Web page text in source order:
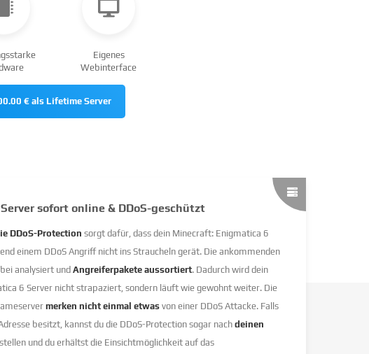
Eigenes
Webinterface
€ als Lifetime Server
sofort online & DDoS-geschützt
DDoS-Protection sorgt dafür, dass dein Minecraft: Enigmatica 6
einem DDoS Angriff nicht ins Straucheln gerät. Die ankommenden
analysiert undAngreiferpakete aussortiert. Dadurch wird dein
6 Server nicht strapaziert, sondern läuft wie gewohnt weiter. Die
merken nicht einmal etwas von einer DDoS Attacke. Falls
besitzt, kannst du die DDoS-Protection sogar nachdeinen
und du erhältst die Einsichtmöglichkeit auf das